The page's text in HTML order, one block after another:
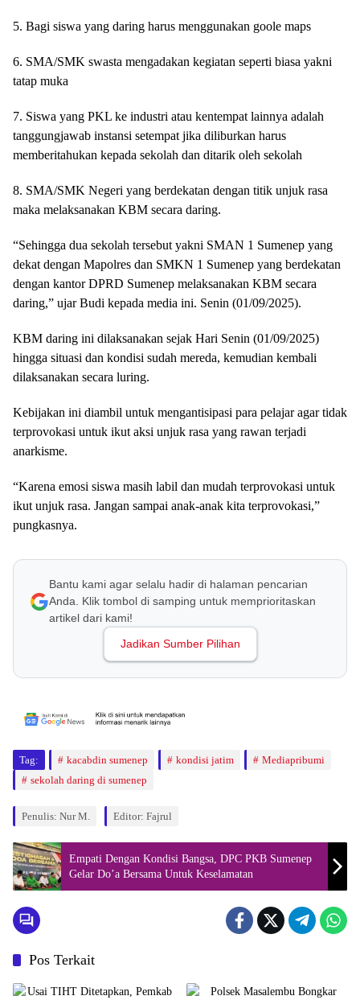
5. Bagi siswa yang daring harus menggunakan goole maps
6. SMA/SMK swasta mengadakan kegiatan seperti biasa yakni
tatap muka
7. Siswa yang PKL ke industri atau kentempat lainnya adalah
tanggungjawab instansi setempat jika diliburkan harus
memberitahukan kepada sekolah dan ditarik oleh sekolah
8. SMA/SMK Negeri yang berdekatan dengan titik unjuk rasa
maka melaksanakan KBM secara daring.
“Sehingga dua sekolah tersebut yakni SMAN 1 Sumenep yang
dekat dengan Mapolres dan SMKN 1 Sumenep yang berdekatan
dengan kantor DPRD Sumenep melaksanakan KBM secara
daring,” ujar Budi kepada media ini. Senin (01/09/2025).
KBM daring ini dilaksanakan sejak Hari Senin (01/09/2025)
hingga situasi dan kondisi sudah mereda, kemudian kembali
dilaksanakan secara luring.
Kebijakan ini diambil untuk mengantisipasi para pelajar agar tidak
terprovokasi untuk ikut aksi unjuk rasa yang rawan terjadi
anarkisme.
“Karena emosi siswa masih labil dan mudah terprovokasi untuk
ikut unjuk rasa. Jangan sampai anak-anak kita terprovokasi,”
pungkasnya.
Bantu kami agar selalu hadir di halaman pencarian
Anda. Klik tombol di samping untuk memprioritaskan
artikel dari kami!
Jadikan Sumber Pilihan
Tag: kacabdin sumenep kondisi jatim
Mediapribumi
sekolah daring di sumenep
Penulis: Nur M. Editor: Fajrul
Empati Dengan Kondisi Bangsa, DPC PKB Sumenep
Gelar Do’a Bersama Untuk Keselamatan
Pos Terkait